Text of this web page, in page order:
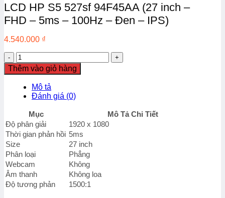
LCD HP S5 527sf 94F45AA (27 inch –
FHD – 5ms – 100Hz – Đen – IPS)
4.540.000 ₫
LCD
HP
S5
527sf
94F45AA
inch
FHD
-
5ms
-
100Hz
-
Đen
Thêm vào giỏ hàng
Mô tả
Đánh giá (0)
Mục
Mô Tả Chi Tiết
Độ phân giải
1920 x 1080
Thời gian phản hồi 5ms
Size
27 inch
Phân loại
Phẳng
Webcam
Không
Âm thanh
Không loa
Độ tương phản
1500:1